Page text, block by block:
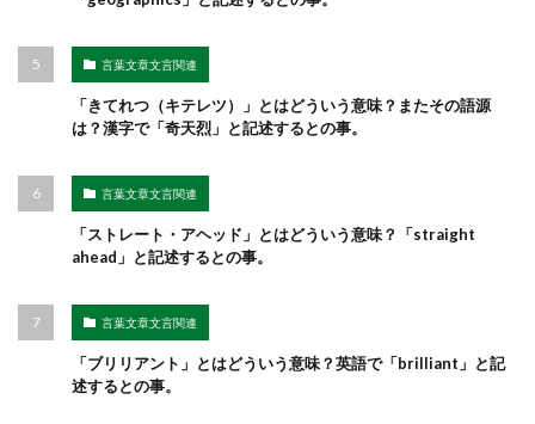
言葉文章文言関連
「きてれつ（キテレツ）」とはどういう意味？またその語源
は？漢字で「奇天烈」と記述するとの事。
言葉文章文言関連
「ストレート・アヘッド」とはどういう意味？「straight
ahead」と記述するとの事。
言葉文章文言関連
「ブリリアント」とはどういう意味？英語で「brilliant」と記
述するとの事。